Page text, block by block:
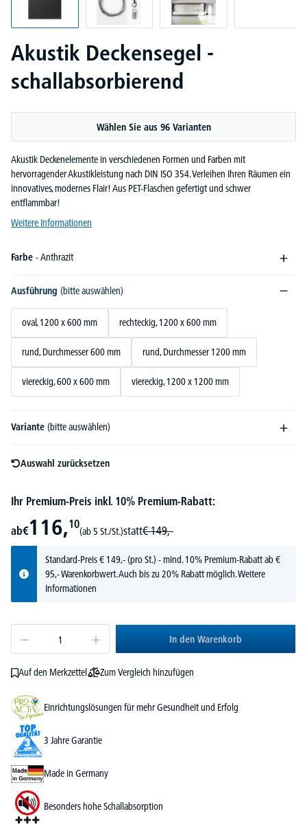
Akustik Deckensegel -
schallabsorbierend
Wählen Sie aus 96 Varianten
Akustik Deckenelemente in verschiedenen Formen und Farben mit
hervorragender Akustikleistung nach DIN ISO 354. Verleihen Ihren Räumen ein
innovatives, modernes Flair! Aus PET-Flaschen gefertigt und schwer
entflammbar!
Weitere Informationen
Farbe - Anthrazit
Ausführung (bitte auswählen)
oval, 1200 x 600 mm rechteckig, 1200 x 600 mm
rund, Durchmesser 600 mm rund, Durchmesser 1200 mm
viereckig, 600 x 600 mm viereckig, 1200 x 1200 mm
Variante (bitte auswählen)
Auswahl zurücksetzen
Ihr Premium-Preis inkl. 10% Premium-Rabatt:
ab€116,10
(ab 5 St./St.)statt€ 149,-
Standard-Preis€ 149,-(pro St.) - mind. 10% Premium-Rabatt ab €
95,- Warenkorbwert. Auch bis zu 20% Rabatt möglich.Weitere
Informationen
In den Warenkorb
Auf den Merkzettel Zum Vergleich hinzufügen
Einrichtungslösungen für mehr Gesundheit und Erfolg
3 Jahre Garantie
Made in Germany
Besonders hohe Schallabsorption